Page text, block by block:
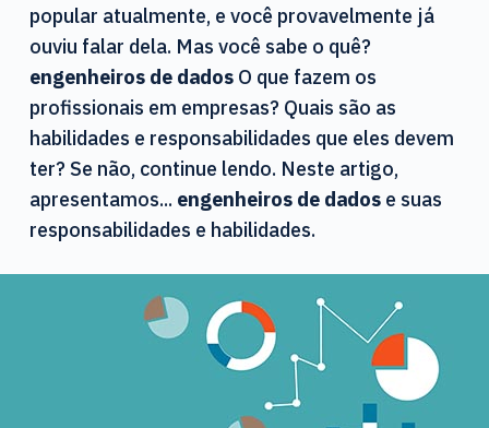
d
o
popular atualmente, e você provavelmente já
ouviu falar dela. Mas você sabe o quê?
engenheiros de dadosO que fazem os
profissionais em empresas? Quais são as
habilidades e responsabilidades que eles devem
ter? Se não, continue lendo. Neste artigo,
apresentamos... engenheiros de dadose suas
responsabilidades e habilidades.